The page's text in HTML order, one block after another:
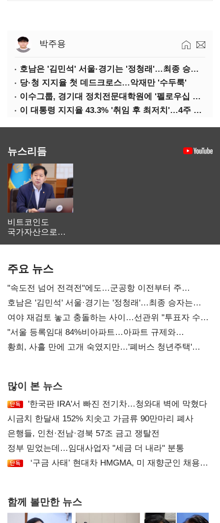
박주용
호남은 '김민석' 서울·경기는 '정청래'…최종 승자는 '안갯속'
당·청 지지율 첫 데드크로스…악재만 '수두룩'
이수그룹, 경기대 정치전문대학원에 '펠로우십 기금' 3900만원 출연
이 대통령 지지율 43.3% '취임 후 최저치'…4주 연속 '하락'
뉴스리듬
비트코인도
국가자산으로…'
주요 뉴스
"속도전 넘어 전격전"에도…군공항 이전부터 주
52시간까지 '뇌관'
호남은 '김민석' 서울·경기는 '정청래'…최종 승자는
'안갯속'
여야 재검토 놓고 충돌하는 사이…선관위 "투표자 수
오차 당연"
"서울 등록임대 84%비아파트…아파트 규제와
달리해야"
황희, 사흘 만에 고개 숙였지만…'폐버스 청년주택'
많이 본 뉴스
'한국판 IRA'서 빠진 전기차…청와대 벽에 막혔다
시금치 한달새 152% 치솟고 가금류 90만마리 폐사
은행들, 인천·전남·경북 57조 금고 쟁탈전
정부 믿었는데…임대사업자 "세금 더 내라" 분통
‘구금 사태’ 현대차 HMGMA, 미 재향군인 채용
함께 볼만한 뉴스